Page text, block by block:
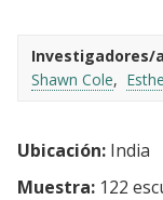
Investigadores/
Shawn Cole
Ubicación: India
Muestra: 122